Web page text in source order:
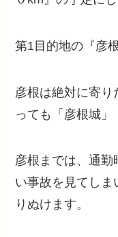
第1目的地の『彦
彦根は絶対に寄
っても「彦根城」
彦根までは、通
い事故を見てしま
りぬけます。